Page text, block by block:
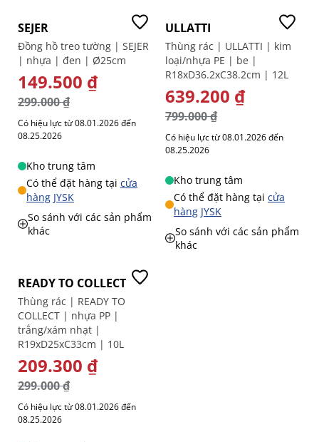
SEJER
Đồng hồ treo tường | SEJER
| nhựa | đen | Ø25cm
GIÁ ĐẶC BIỆT
149.500 ₫
299.000 ₫
Có hiệu lực từ 08.01.2026 đến
08.25.2026
Kho trung tâm
Có thể đặt hàng tại cửa
hàng JYSK
So sánh với các sản phẩm
khác
ULLATTI
Thùng rác | ULLATTI | kim
loại/nhựa PE | be |
R18xD36.2xC38.2cm | 12L
GIÁ ĐẶC BIỆT
639.200 ₫
799.000 ₫
Có hiệu lực từ 08.01.2026 đến
08.25.2026
Kho trung tâm
Có thể đặt hàng tại cửa
hàng JYSK
So sánh với các sản phẩm
khác
READY TO COLLECT
Thùng rác | READY TO
COLLECT | nhựa PP |
trắng/xám nhạt |
R19xD25xC33cm | 10L
GIÁ ĐẶC BIỆT
209.300 ₫
299.000 ₫
Có hiệu lực từ 08.01.2026 đến
08.25.2026